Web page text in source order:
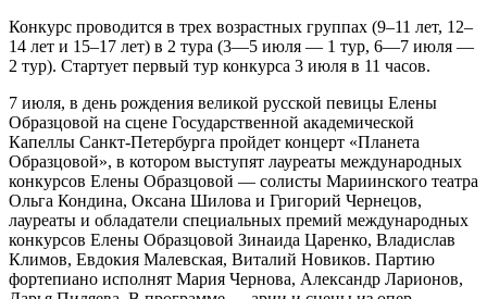
Конкурс проводится в трех возрастных группах (9–11 лет, 12–
14 лет и 15–17 лет) в 2 тура (3—5 июля — 1 тур, 6—7 июля —
2 тур). Стартует первый тур конкурса 3 июля в 11 часов.
7 июля, в день рождения великой русской певицы Елены
Образцовой на сцене Государственной академической
Капеллы Санкт-Петербурга пройдет концерт «Планета
Образцовой», в котором выступят лауреаты международных
конкурсов Елены Образцовой — солисты Мариинского театра
Ольга Кондина, Оксана Шилова и Григорий Чернецов,
лауреаты и обладатели специальных премий международных
конкурсов Елены Образцовой Зинаида Царенко, Владислав
Климов, Евдокия Малевская, Виталий Новиков. Партию
фортепиано исполнят Мария Чернова, Александр Ларионов,